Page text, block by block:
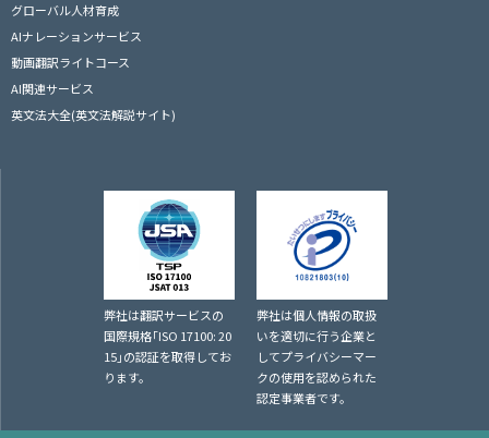
グローバル人材育成
AIナレーションサービス
動画翻訳ライトコース
AI関連サービス
英文法大全(英文法解説サイト)
弊社は翻訳サービスの
国際規格｢ISO 17100: 20
15｣の認証を取得してお
ります。
弊社は個人情報の取扱
いを適切に行う企業と
してプライバシーマー
クの使用を認められた
認定事業者です。